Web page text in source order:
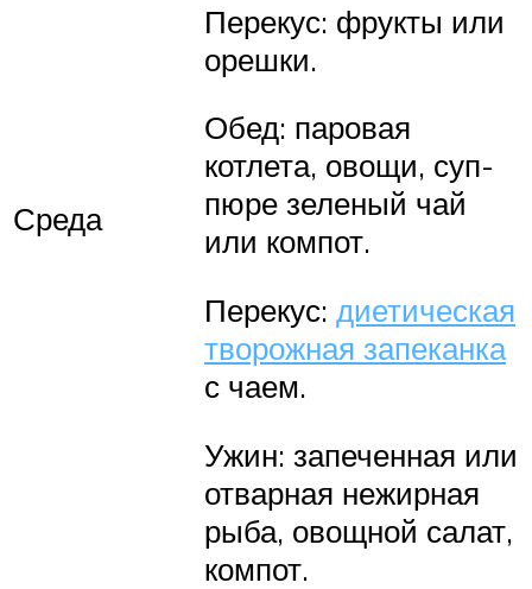
Среда
Перекус: фрукты или
орешки.
Обед: паровая
котлета, овощи, суп-
пюре зеленый чай
или компот.
Перекус: диетическая
творожная запеканка
с чаем.
Ужин: запеченная или
отварная нежирная
рыба, овощной салат,
компот.